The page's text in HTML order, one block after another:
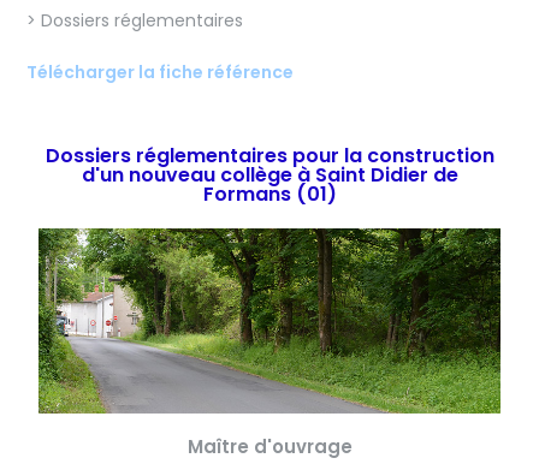
> Dossiers réglementaires
Télécharger la fiche référence
Dossiers réglementaires pour la construction
d'un nouveau collège à Saint Didier de
Formans (01)
Maître d'ouvrage